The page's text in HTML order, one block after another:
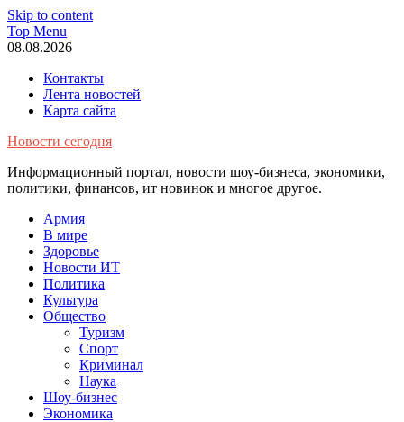
Skip to content
Top Menu
08.08.2026
Контакты
Лента новостей
Карта сайта
Новости сегодня
Информационный портал, новости шоу-бизнеса, экономики,
политики, финансов, ит новинок и многое другое.
Армия
В мире
Здоровье
Новости ИТ
Политика
Культура
Общество
Туризм
Спорт
Криминал
Наука
Шоу-бизнес
Экономика